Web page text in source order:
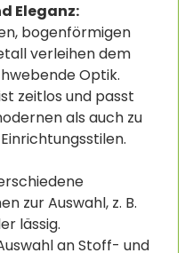
Eleganz:
bogenförmigen
verleihen dem
Optik.
zeitlos und passt
als auch zu
zur Auswahl, z. B.
lässig.
an Stoff- und